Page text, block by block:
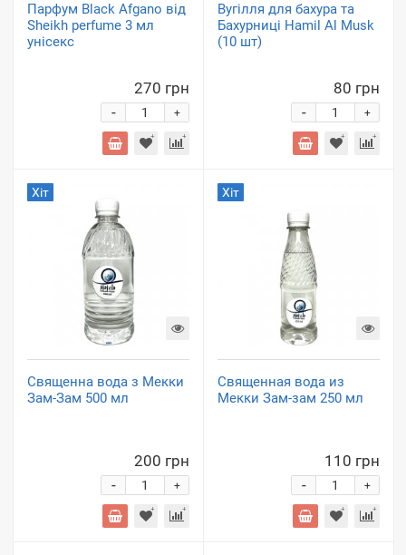
Парфум Black Afgano від
Sheikh perfume 3 мл
унісекс
270 грн
+
-
Вугілля для бахура та
Бахурниці Hamil Al Musk
(10 шт)
80 грн
+
-
Хіт
Священна вода з Мекки
Зам-Зам 500 мл
200 грн
+
-
Хіт
Священная вода из
Мекки Зам-зам 250 мл
110 грн
+
-